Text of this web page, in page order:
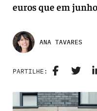
euros que em
ANA TAVARES
PARTILHE: